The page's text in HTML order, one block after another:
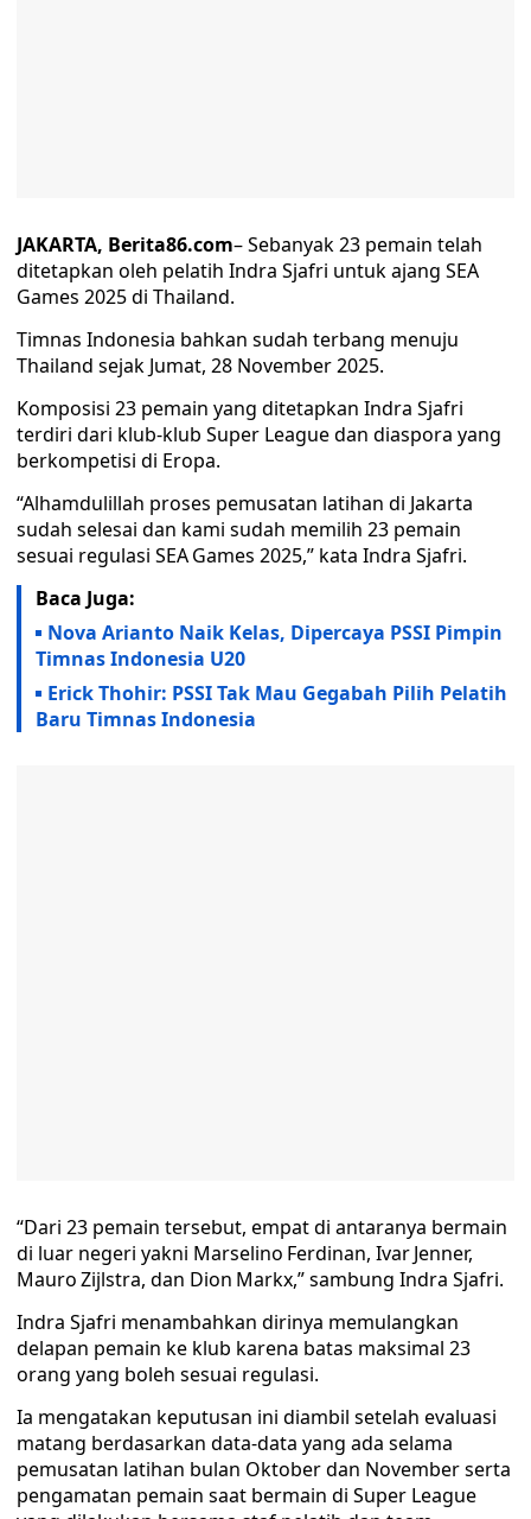
JAKARTA, Berita86.com– Sebanyak 23 pemain telah
ditetapkan oleh pelatih Indra Sjafri untuk ajang SEA
Games 2025 di Thailand.
Timnas Indonesia bahkan sudah terbang menuju
Thailand sejak Jumat, 28 November 2025.
Komposisi 23 pemain yang ditetapkan Indra Sjafri
terdiri dari klub-klub Super League dan diaspora yang
berkompetisi di Eropa.
“Alhamdulillah proses pemusatan latihan di Jakarta
sudah selesai dan kami sudah memilih 23 pemain
sesuai regulasi SEA Games 2025,” kata Indra Sjafri.
Baca Juga:
Nova Arianto Naik Kelas, Dipercaya PSSI Pimpin
Timnas Indonesia U20
Erick Thohir: PSSI Tak Mau Gegabah Pilih Pelatih
Baru Timnas Indonesia
“Dari 23 pemain tersebut, empat di antaranya bermain
di luar negeri yakni Marselino Ferdinan, Ivar Jenner,
Mauro Zijlstra, dan Dion Markx,” sambung Indra Sjafri.
Indra Sjafri menambahkan dirinya memulangkan
delapan pemain ke klub karena batas maksimal 23
orang yang boleh sesuai regulasi.
Ia mengatakan keputusan ini diambil setelah evaluasi
matang berdasarkan data-data yang ada selama
pemusatan latihan bulan Oktober dan November serta
pengamatan pemain saat bermain di Super League